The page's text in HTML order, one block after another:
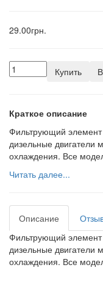
29.00грн.
Купить
Краткое описание
Фильтрующий
дизельные двигатели
охлаждения. Все
Читать далее...
Описание
Фильтрующий
дизельные двигатели
охлаждения. Все